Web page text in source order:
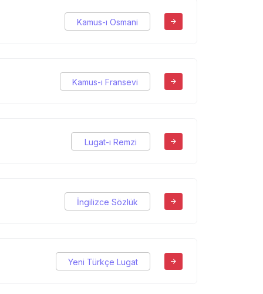
Kamus-ı Osmani
Kamus-ı Fransevi
Lugat-ı Remzi
İngilizce Sözlük
Yeni Türkçe Lugat